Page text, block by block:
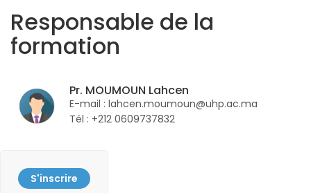
Responsable de la
formation
Pr. MOUMOUN Lahcen
E-mail : lahcen.moumoun@uhp.ac.ma
Tél : +212 0609737832
S'inscrire